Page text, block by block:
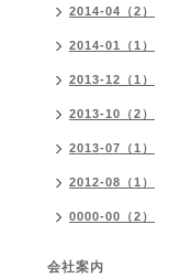
2014-04（2）
2014-01（1）
2013-12（1）
2013-10（2）
2013-07（1）
2012-08（1）
0000-00（2）
会社案内